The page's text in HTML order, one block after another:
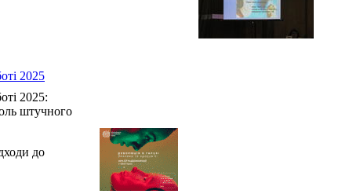
2025
2025:
штучного
до